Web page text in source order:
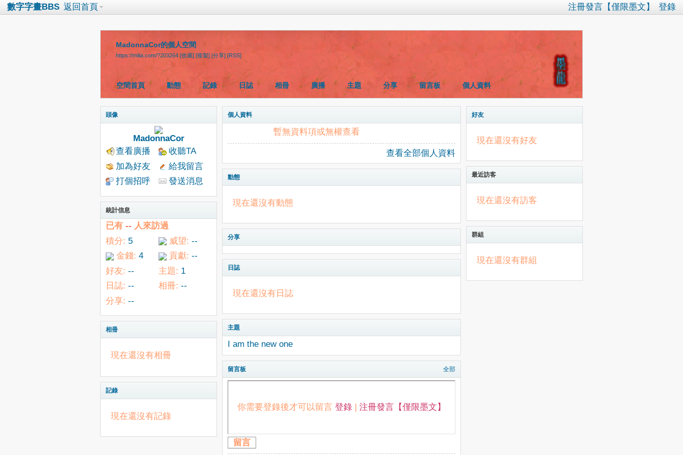
注冊發言【僅限墨文】 登錄
數字字畫BBS 返回首頁
MadonnaCor的個人空間
https://mliia.com/?203264 [收藏] [複製] [分享] [RSS]
空間首頁 動態 記錄 日誌 相冊 廣播 主題 分享 留言板 個人資料
頭像
MadonnaCor
查看廣播
收聽TA
加為好友
給我留言
打個招呼
發送消息
統計信息
已有 -- 人來訪過
積分: 5 威望: --
金錢: 4 貢獻: --
好友: -- 主題: 1
日誌: -- 相冊: --
分享: --
相冊
現在還沒有相冊
記錄
現在還沒有記錄
個人資料
暫無資料項或無權查看
查看全部個人資料
動態
現在還沒有動態
分享
日誌
現在還沒有日誌
主題
I am the new one
留言板 全部
你需要登錄後才可以留言 登錄 | 注冊發言【僅限墨文】
留言
好友
現在還沒有好友
最近訪客
現在還沒有訪客
群組
現在還沒有群組